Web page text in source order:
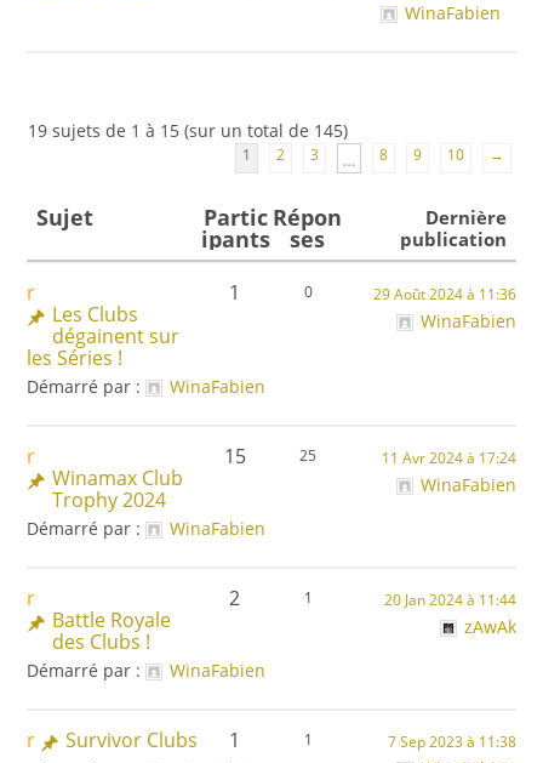
WinaFabien
19 sujets de 1 à 15 (sur un total de 145)
1 2 3 … 8 9 10 →
Sujet Partic
ipants
Répon
ses
Dernière
publication
Les Clubs
dégainent sur
les Séries !
Démarré par : WinaFabien
1 0 29 Août 2024 à 11:36
WinaFabien
Winamax Club
Trophy 2024
Démarré par : WinaFabien
15 25 11 Avr 2024 à 17:24
WinaFabien
Battle Royale
des Clubs !
Démarré par : WinaFabien
2 1 20 Jan 2024 à 11:44
zAwAk
Survivor Clubs 1 1 7 Sep 2023 à 11:38